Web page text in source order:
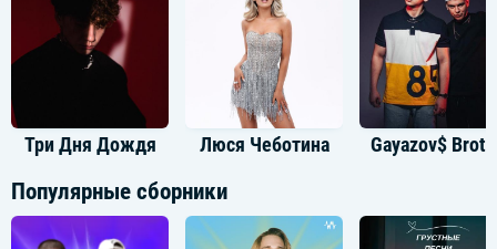
Три Дня Дождя Люся Чеботина
Популярные сборники